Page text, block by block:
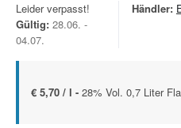
Leider verpasst!
Gültig: 28.06. -
04.07.
Händler:
€ 5,70 / l - 28% Vol. 0,7 Liter